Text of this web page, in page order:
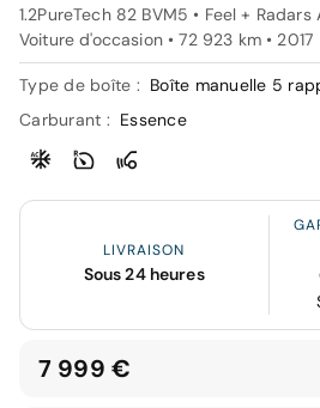
1.2PureTech 82 BVM5 • Feel + Radars
Voiture d'occasion • 72 923 km • 2017
Type de boîte : Boîte manuelle 5
Carburant : Essence
LIVRAISON
Sous 24 heures
7 999 €